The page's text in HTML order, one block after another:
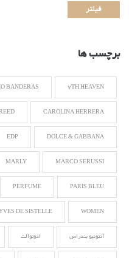
فیلتر
برچسب ها
7TH HEAVEN
BANDERAS
CAROLINA HERRERA
DOLCE & GABBANA
EDP
MARCO SERUSSI
MARLY
PARIS BLEU
PERFUME
WOMEN
YVES DE SISTELLE
آنتونیو بندراس ادوتوالت